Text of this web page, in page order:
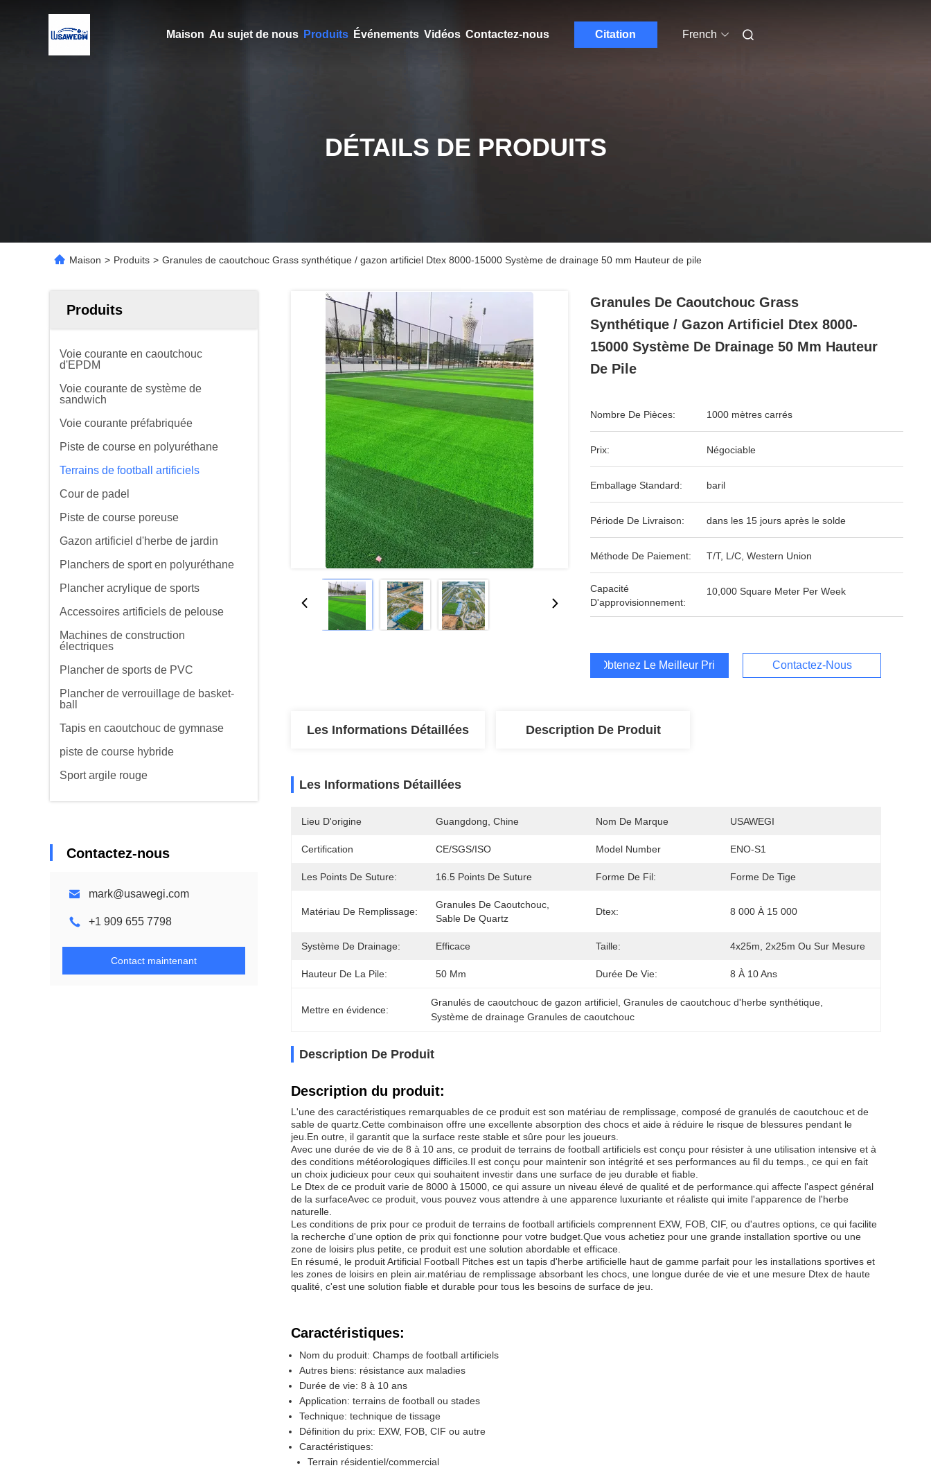
Maison Au sujet de nous Produits Événements Vidéos Contactez-nous Citation French
DÉTAILS DE PRODUITS
Maison > Produits > Granules de caoutchouc Grass synthétique / gazon artificiel Dtex 8000-15000 Système de drainage 50 mm Hauteur de pile
Produits
Voie courante en caoutchouc
d'EPDM
Voie courante de système de
sandwich
Voie courante préfabriquée
Piste de course en polyuréthane
Terrains de football artificiels
Cour de padel
Piste de course poreuse
Gazon artificiel d'herbe de jardin
Planchers de sport en polyuréthane
Plancher acrylique de sports
Accessoires artificiels de pelouse
Machines de construction
électriques
Plancher de sports de PVC
Plancher de verrouillage de basket-
ball
Tapis en caoutchouc de gymnase
piste de course hybride
Sport argile rouge
Contactez-nous
mark@usawegi.com
+1 909 655 7798
Contact maintenant
Granules De Caoutchouc Grass
Synthétique / Gazon Artificiel Dtex 8000-
15000 Système De Drainage 50 Mm Hauteur
De Pile
Nombre De Pièces: 1000 mètres carrés
Prix: Négociable
Emballage Standard: baril
Période De Livraison: dans les 15 jours après le solde
Méthode De Paiement: T/T, L/C, Western Union
Capacité
D'approvisionnement:
10,000 Square Meter Per Week
Obtenez Le Meilleur Prix Contactez-Nous
Les Informations Détaillées Description De Produit
Les Informations Détaillées
Lieu D'origine Guangdong, Chine Nom De Marque USAWEGI
Certification CE/SGS/ISO Model Number ENO-S1
Les Points De Suture: 16.5 Points De Suture Forme De Fil: Forme De Tige
Matériau De Remplissage:
Granules De Caoutchouc,
Sable De Quartz
Dtex: 8 000 À 15 000
Système De Drainage: Efficace Taille: 4x25m, 2x25m Ou Sur Mesure
Hauteur De La Pile: 50 Mm Durée De Vie: 8 À 10 Ans
Mettre en évidence:
Granulés de caoutchouc de gazon artificiel , Granules de caoutchouc d'herbe synthétique
Système de drainage Granules de caoutchouc
Description De Produit
Description du produit:
L'une des caractéristiques remarquables de ce produit est son matériau de remplissage, composé de granulés de caoutchouc et de
sable de quartz.Cette combinaison offre une excellente absorption des chocs et aide à réduire le risque de blessures pendant le
jeu.En outre, il garantit que la surface reste stable et sûre pour les joueurs.
Avec une durée de vie de 8 à 10 ans, ce produit de terrains de football artificiels est conçu pour résister à une utilisation intensive et à
des conditions météorologiques difficiles.Il est conçu pour maintenir son intégrité et ses performances au fil du temps., ce qui en fait
un choix judicieux pour ceux qui souhaitent investir dans une surface de jeu durable et fiable.
Le Dtex de ce produit varie de 8000 à 15000, ce qui assure un niveau élevé de qualité et de performance.qui affecte l'aspect général
de la surfaceAvec ce produit, vous pouvez vous attendre à une apparence luxuriante et réaliste qui imite l'apparence de l'herbe
naturelle.
Les conditions de prix pour ce produit de terrains de football artificiels comprennent EXW, FOB, CIF, ou d'autres options, ce qui facilite
la recherche d'une option de prix qui fonctionne pour votre budget.Que vous achetiez pour une grande installation sportive ou une
zone de loisirs plus petite, ce produit est une solution abordable et efficace.
En résumé, le produit Artificial Football Pitches est un tapis d'herbe artificielle haut de gamme parfait pour les installations sportives et
les zones de loisirs en plein air.matériau de remplissage absorbant les chocs, une longue durée de vie et une mesure Dtex de haute
qualité, c'est une solution fiable et durable pour tous les besoins de surface de jeu.
Caractéristiques:
Nom du produit: Champs de football artificiels
Autres biens: résistance aux maladies
Durée de vie: 8 à 10 ans
Application: terrains de football ou stades
Technique: technique de tissage
Définition du prix: EXW, FOB, CIF ou autre
Caractéristiques:
Terrain résidentiel/commercial